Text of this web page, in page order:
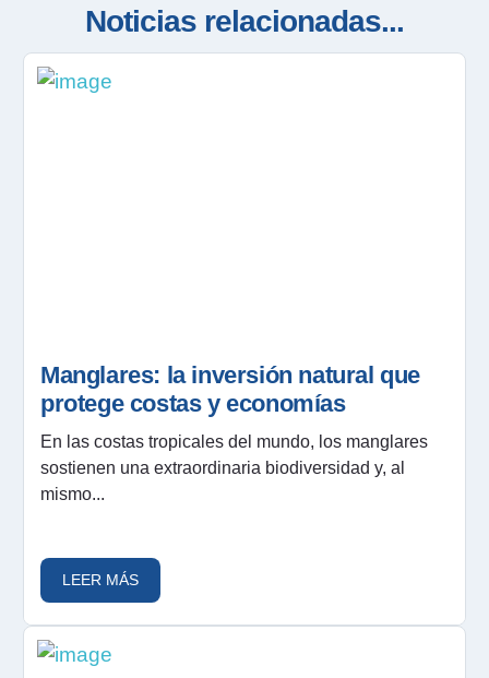
Noticias relacionadas...
Manglares: la inversión natural que
protege costas y economías
En las costas tropicales del mundo, los manglares
sostienen una extraordinaria biodiversidad y, al
mismo...
LEER MÁS